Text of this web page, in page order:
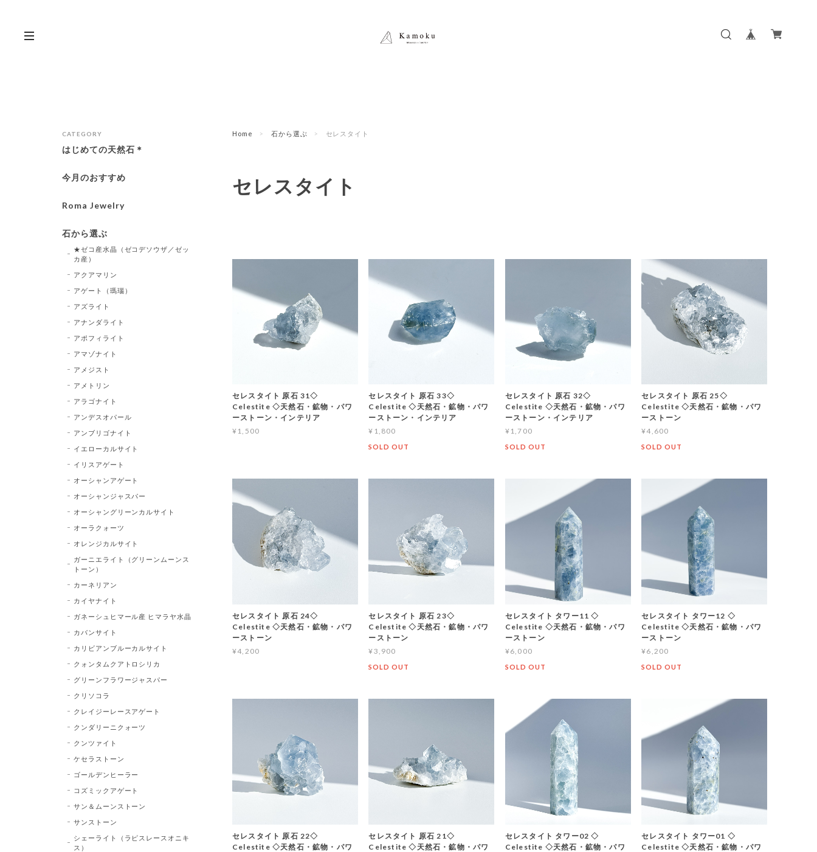
Home 石から選ぶ セレスタイト
セレスタイト
セレスタイト 原石 31◇
Celestite ◇天然石・鉱物・パワ
ーストーン・インテリア
¥1,500
セレスタイト 原石 33◇
Celestite ◇天然石・鉱物・パワ
ーストーン・インテリア
¥1,800
SOLD OUT
セレスタイト 原石 32◇
Celestite ◇天然石・鉱物・パワ
ーストーン・インテリア
¥1,700
SOLD OUT
セレスタイト 原石 25◇
Celestite ◇天然石・鉱物・パワ
ーストーン
¥4,600
SOLD OUT
セレスタイト 原石 24◇
Celestite ◇天然石・鉱物・パワ
ーストーン
¥4,200
セレスタイト 原石 23◇
Celestite ◇天然石・鉱物・パワ
ーストーン
¥3,900
SOLD OUT
セレスタイト タワー11 ◇
Celestite ◇天然石・鉱物・パワ
ーストーン
¥6,000
SOLD OUT
セレスタイト タワー12 ◇
Celestite ◇天然石・鉱物・パワ
ーストーン
¥6,200
SOLD OUT
セレスタイト 原石 22◇
Celestite ◇天然石・鉱物・パワ
セレスタイト 原石 21◇
Celestite ◇天然石・鉱物・パワ
セレスタイト タワー02 ◇
Celestite ◇天然石・鉱物・パワ
セレスタイト タワー01 ◇
Celestite ◇天然石・鉱物・パワ
CATEGORY
はじめての天然石＊
今月のおすすめ
Roma Jewelry
石から選ぶ
★ゼコ産水晶（ゼコデソウザ／ゼッ
カ産）
アクアマリン
アゲート（瑪瑙）
アズライト
アナンダライト
アポフィライト
アマゾナイト
アメジスト
アメトリン
アラゴナイト
アンデスオパール
アンブリゴナイト
イエローカルサイト
イリスアゲート
オーシャンアゲート
オーシャンジャスパー
オーシャングリーンカルサイト
オーラクォーツ
オレンジカルサイト
ガーニエライト（グリーンムーンス
トーン）
カーネリアン
カイヤナイト
ガネーシュヒマール産 ヒマラヤ水晶
カバンサイト
カリビアンブルーカルサイト
クォンタムクアトロシリカ
グリーンフラワージャスパー
クリソコラ
クレイジーレースアゲート
クンダリーニクォーツ
クンツァイト
ケセラストーン
ゴールデンヒーラー
コズミックアゲート
サン＆ムーンストーン
サンストーン
シェーライト（ラピスレースオニキ
ス）